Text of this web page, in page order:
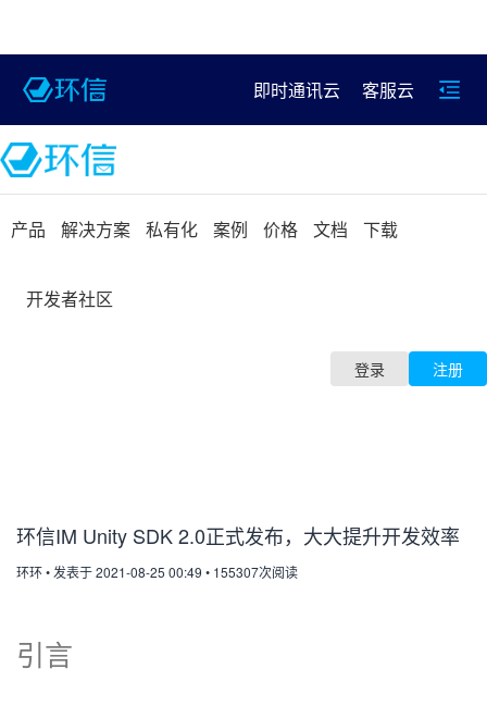
即时通讯云 客服云
产品 解决方案 私有化 案例 价格 文档 下载
开发者社区
登录 注册
环信IM Unity SDK 2.0正式发布，大大提升开发效率
环环• 发表于 2021-08-25 00:49 • 155307次阅读
引言